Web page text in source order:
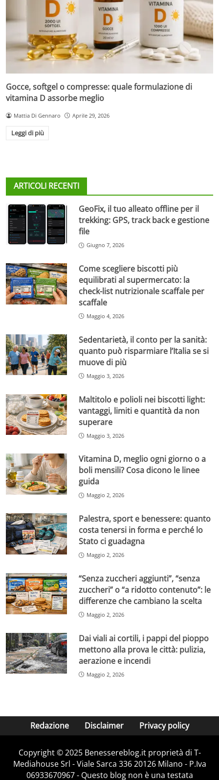
Gocce, softgel o compresse: quale formulazione di
vitamina D assorbe meglio
Mattia Di Gennaro Aprile 29, 2026
Leggi di più
ARTICOLI RECENTI
GeoFix, il tuo alleato offline per il
trekking: GPS, track back e gestione
file
Giugno 7, 2026
Come scegliere biscotti più
equilibrati al supermercato: la
check-list nutrizionale scaffale per
scaffale
Maggio 4, 2026
Sedentarietà, il conto per la sanità:
quanto può risparmiare l’Italia se si
muove di più
Maggio 3, 2026
Maltitolo e polioli nei biscotti light:
vantaggi, limiti e quantità da non
superare
Maggio 3, 2026
Vitamina D, meglio ogni giorno o a
boli mensili? Cosa dicono le linee
guida
Maggio 2, 2026
Palestra, sport e benessere: quanto
costa tenersi in forma e perché lo
Stato ci guadagna
Maggio 2, 2026
“Senza zuccheri aggiunti”, “senza
zuccheri” o “a ridotto contenuto”: le
differenze che cambiano la scelta
Maggio 2, 2026
Dai viali ai cortili, i pappi del pioppo
mettono alla prova le città: pulizia,
aerazione e incendi
Maggio 2, 2026
Redazione Disclaimer Privacy policy
Copyright © 2025 Benessereblog.it proprietà di T-
Mediahouse Srl - Viale Sarca 336 20126 Milano - P.Iva
06933670967 - Questo blog non è una testata